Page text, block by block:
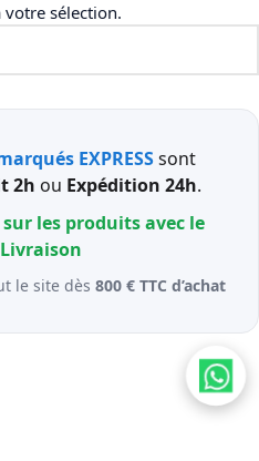
sélection.
EXPRESSsont
2h ou Expédition 24h.
les produits avec le
Livraison
le site dès 800 € TTC d’achat